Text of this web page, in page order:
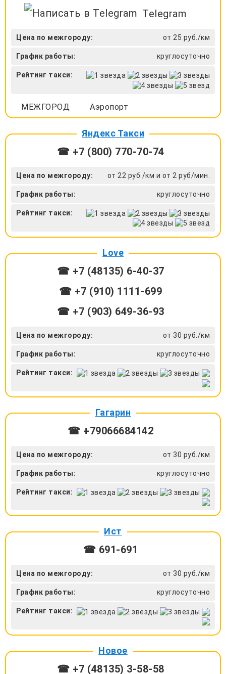
Telegram
Цена по межгороду: от 25 руб./км
График работы: круглосуточно
Рейтинг такси:
МЕЖГОРОД Аэропорт
Яндекс Такси
☎ +7 (800) 770-70-74
Цена по межгороду: от 22 руб./км и от 2 руб/мин.
График работы: круглосуточно
Рейтинг такси:
Love
☎ +7 (48135) 6-40-37
☎ +7 (910) 1111-699
☎ +7 (903) 649-36-93
Цена по межгороду: от 30 руб./км
График работы: круглосуточно
Рейтинг такси:
Гагарин
☎ +79066684142
Цена по межгороду: от 30 руб./км
График работы: круглосуточно
Рейтинг такси:
Ист
☎ 691-691
Цена по межгороду: от 30 руб./км
График работы: круглосуточно
Рейтинг такси:
Новое
☎ +7 (48135) 3-58-58